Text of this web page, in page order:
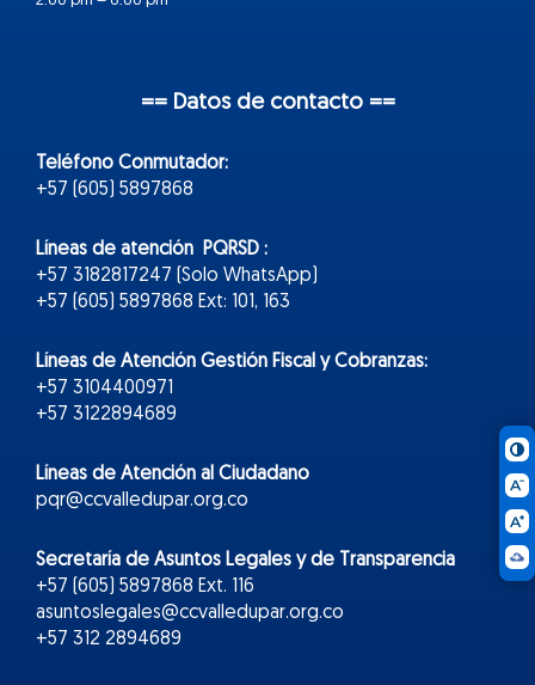
== Datos de contacto ==
Teléfono Conmutador:
+57 (605) 5897868
Líneas de atención PQRSD :
+57 3182817247 (Solo WhatsApp)
+57 (605) 5897868 Ext: 101, 163
Líneas de Atención Gestión Fiscal y Cobranzas:
+57 3104400971
+57 3122894689
Líneas de Atención al Ciudadano
pqr@ccvalledupar.org.co
Secretaría de Asuntos Legales y de Transparencia
+57 (605) 5897868 Ext. 116
asuntoslegales@ccvalledupar.org.co
+57 312 2894689